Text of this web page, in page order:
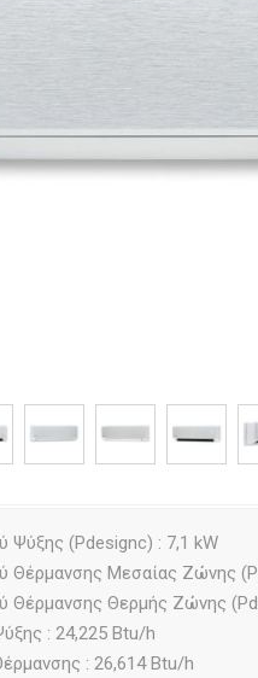
Ψύξης (Pdesignc) : 7,1 kW
Θέρμανσης Μεσαίας Ζώνης
Θέρμανσης Θερμής Ζώνης
: 24,225 Btu/h
: 26,614 Btu/h